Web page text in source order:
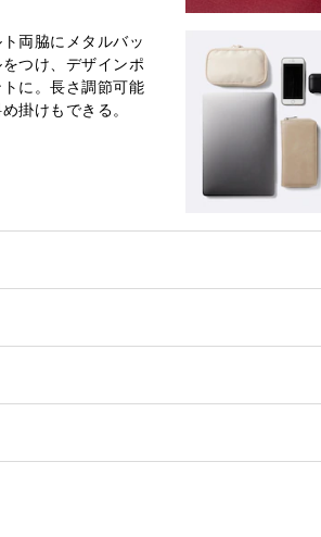
両脇にメタルバッ
をつけ、デザインポ
トに。長さ調節可能
掛けもできる。